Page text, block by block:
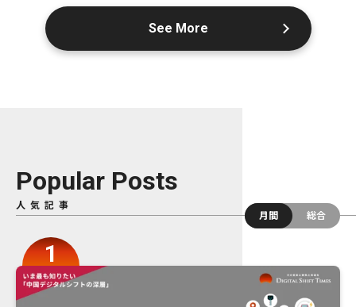
See More
Popular Posts
人気記事
月間
総合